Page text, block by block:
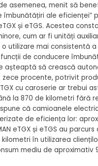
asemenea, menit să
îmbunătățiri ale eficienței”
și eTGS. Acestea
cum ar fi unități
utilizare mai consistentă a
de conducere
așteaptă să crească
procente, potrivit
cu caroserie ar trebui
la 870 de kilometri fără
că camioanele
de eficiența lor:
eTGX și eTGS au
în utilizarea
mediu de aproximativ